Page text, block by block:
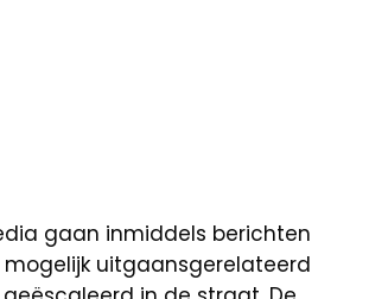
gaan inmiddels berichten
mogelijk uitgaansgerelateerd